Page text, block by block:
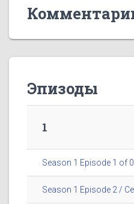
Эпизоды
1
Season 1 Episode 1 of
Season 1 Episode 2 /